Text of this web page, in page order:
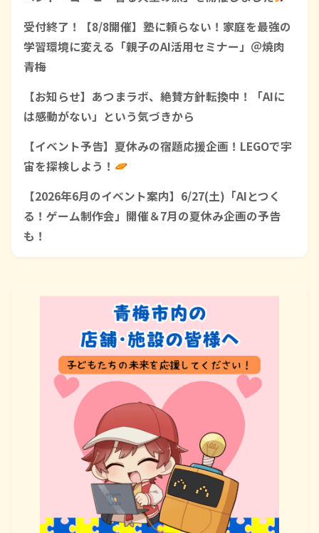
受付終了！【8/8開催】塾に頼らない！家庭を最強の
学習環境に変える「親子のAI活用セミナー」＠焼肉
青梅
【お知らせ】あつまラボ、絶賛方針転換中！「AIに
は感動がない」という気づきから
【イベント予告】夏休みの宿題応援企画！LEGOで宇
宙を探検しよう！
【2026年6月のイベント案内】6/27(土)「AIとつく
る！ゲーム制作会」開催＆7月の夏休み企画の予告
も！